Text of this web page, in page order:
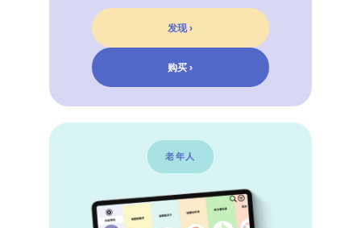
发现 ›
购买 ›
老年人